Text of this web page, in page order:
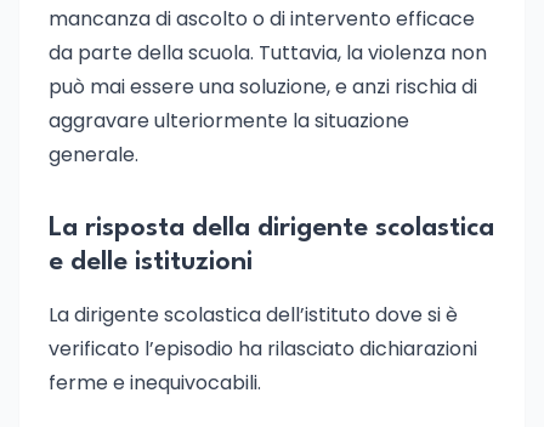
mancanza di ascolto o di intervento efficace
da parte della scuola. Tuttavia, la violenza non
può mai essere una soluzione, e anzi rischia di
aggravare ulteriormente la situazione
generale.
La risposta della dirigente scolastica
e delle istituzioni
La dirigente scolastica dell’istituto dove si è
verificato l’episodio ha rilasciato dichiarazioni
ferme e inequivocabili.